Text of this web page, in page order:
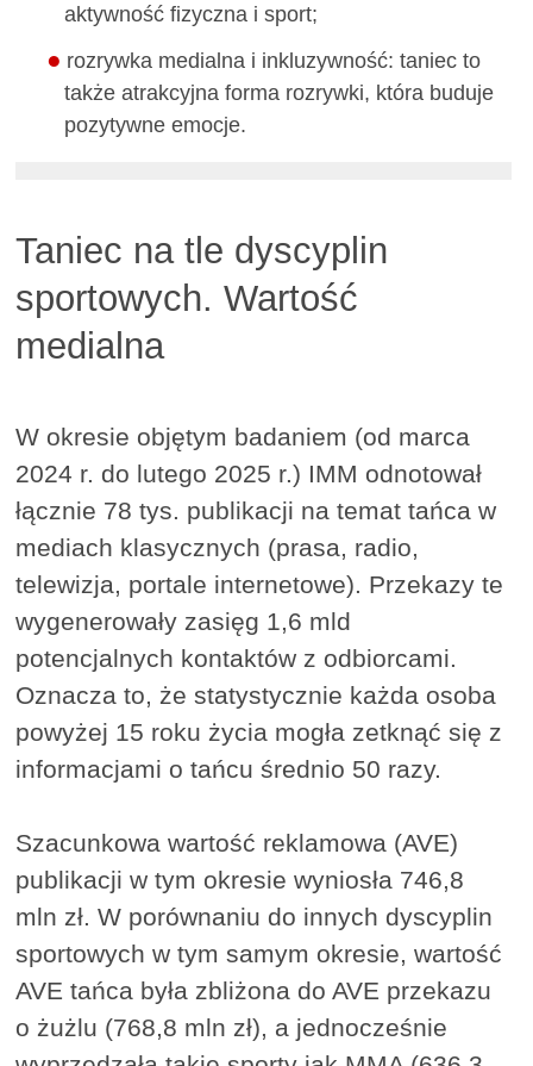
aktywność fizyczna i sport;
rozrywka medialna i inkluzywność: taniec to
także atrakcyjna forma rozrywki, która buduje
pozytywne emocje.
Taniec na tle dyscyplin
sportowych. Wartość
medialna
W okresie objętym badaniem (od marca
2024 r. do lutego 2025 r.) IMM odnotował
łącznie 78 tys. publikacji na temat tańca w
mediach klasycznych (prasa, radio,
telewizja, portale internetowe). Przekazy te
wygenerowały zasięg 1,6 mld
potencjalnych kontaktów z odbiorcami.
Oznacza to, że statystycznie każda osoba
powyżej 15 roku życia mogła zetknąć się z
informacjami o tańcu średnio 50 razy.
Szacunkowa wartość reklamowa (AVE)
publikacji w tym okresie wyniosła 746,8
mln zł. W porównaniu do innych dyscyplin
sportowych w tym samym okresie, wartość
AVE tańca była zbliżona do AVE przekazu
o żużlu (768,8 mln zł), a jednocześnie